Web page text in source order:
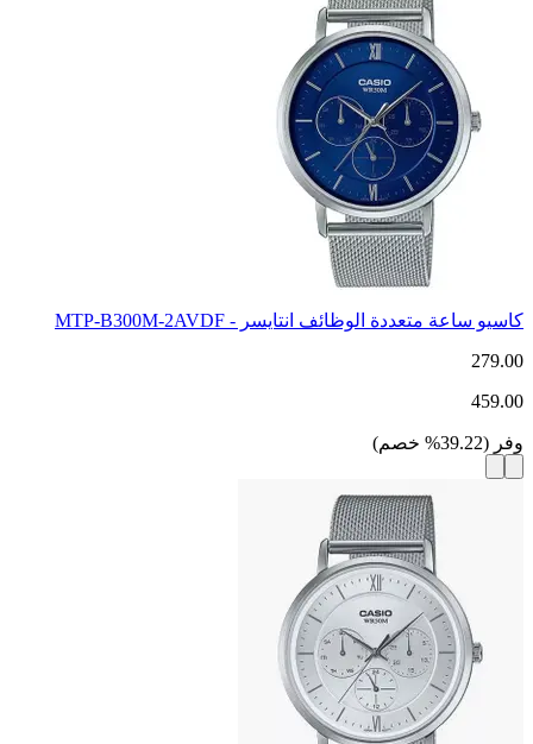
كاسيو ساعة متعددة الوظائف انتايسر - MTP-B300M-2AVDF
279.00
459.00
وفر (
39.22
% خصم)